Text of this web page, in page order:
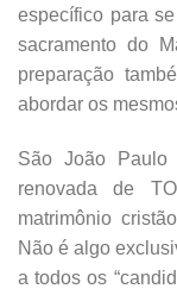
específico para
sacramento do
preparação
abordar os
São João
renovada de
matrimônio
Não é algo
a todos os